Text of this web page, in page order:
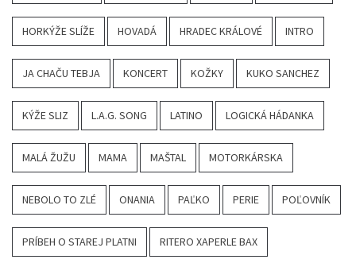
HORKÝŽE SLÍŽE HOVADÁ HRADEC KRÁLOVÉ INTRO
JA CHAČU TEBJA KONCERT KOŽKY KUKO SANCHEZ
KÝŽE SLIZ L.A.G. SONG LATINO LOGICKÁ HÁDANKA
MALÁ ŽUŽU MAMA MAŠTAL MOTORKÁRSKA
NEBOLO TO ZLÉ ONANIA PAĽKO PERIE POĽOVNÍK
PRÍBEH O STAREJ PLATNI RITERO XAPERLE BAX